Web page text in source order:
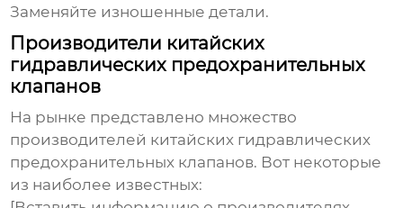
Заменяйте изношенные детали.
Производители китайских
гидравлических предохранительных
клапанов
На рынке представлено множество
производителей китайских гидравлических
предохранительных клапанов. Вот некоторые
из наиболее известных: